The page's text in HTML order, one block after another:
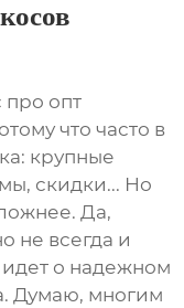
про опт
что часто в
крупные
скидки... Но
Да,
не всегда и
о надежном
Думаю, многим